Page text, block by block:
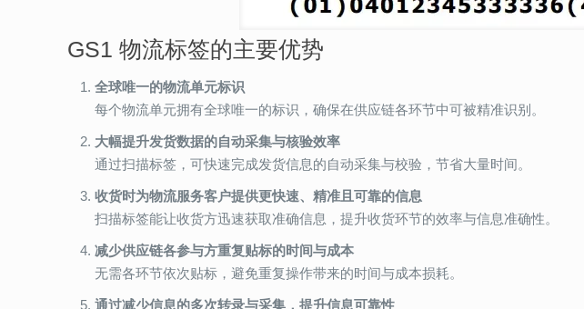
GS1 物流标签的主要优势
全球唯一的物流单元标识
每个物流单元拥有全球唯一的标识，确保在供应链各环节中可被精准识别。
大幅提升发货数据的自动采集与核验效率
通过扫描标签，可快速完成发货信息的自动采集与校验，节省大量时间。
收货时为物流服务客户提供更快速、精准且可靠的信息
扫描标签能让收货方迅速获取准确信息，提升收货环节的效率与信息准确性。
减少供应链各参与方重复贴标的时间与成本
无需各环节依次贴标，避免重复操作带来的时间与成本损耗。
通过减少信息的多次转录与采集，提升信息可靠性